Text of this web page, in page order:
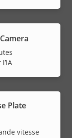
Plate
vitesse